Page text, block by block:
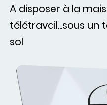
A disposer à la
télétravail...sous un
sol